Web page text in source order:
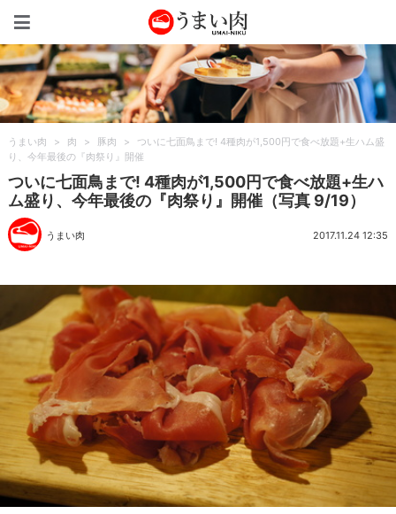
うまい肉 > 肉 > 豚肉 >
ついに七面鳥まで! 4種肉が1,500円で食べ放題+生ハム盛
り、今年最後の『肉祭り』開催
ついに七面鳥まで! 4種肉が1,500円で食べ放題+生ハ
ム盛り、今年最後の『肉祭り』開催（写真 9/19）
うまい肉 2017.11.24 12:35